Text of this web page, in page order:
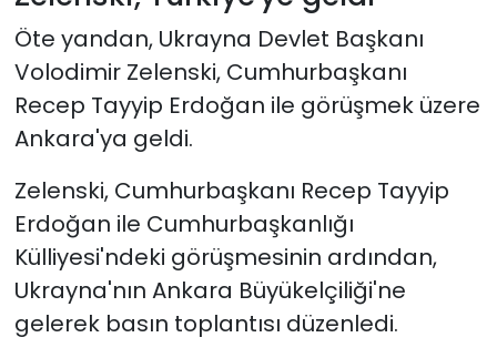
Öte yandan, Ukrayna Devlet Başkanı
Volodimir Zelenski, Cumhurbaşkanı
Recep Tayyip Erdoğan ile görüşmek üzere
Ankara'ya geldi.
Zelenski, Cumhurbaşkanı Recep Tayyip
Erdoğan ile Cumhurbaşkanlığı
Külliyesi'ndeki görüşmesinin ardından,
Ukrayna'nın Ankara Büyükelçiliği'ne
gelerek basın toplantısı düzenledi.